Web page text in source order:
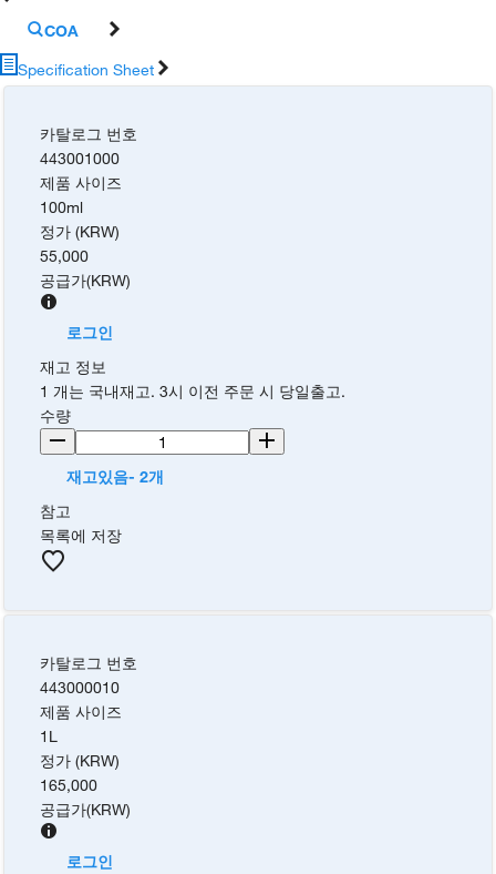
COA
Specification Sheet
카탈로그 번호
443001000
제품 사이즈
100ml
정가 (KRW)
55,000
공급가(KRW)
로그인
재고 정보
1 개는 국내재고. 3시 이전 주문 시 당일출고.
수량
재고있음- 2개
참고
목록에 저장
카탈로그 번호
443000010
제품 사이즈
1L
정가 (KRW)
165,000
공급가(KRW)
로그인